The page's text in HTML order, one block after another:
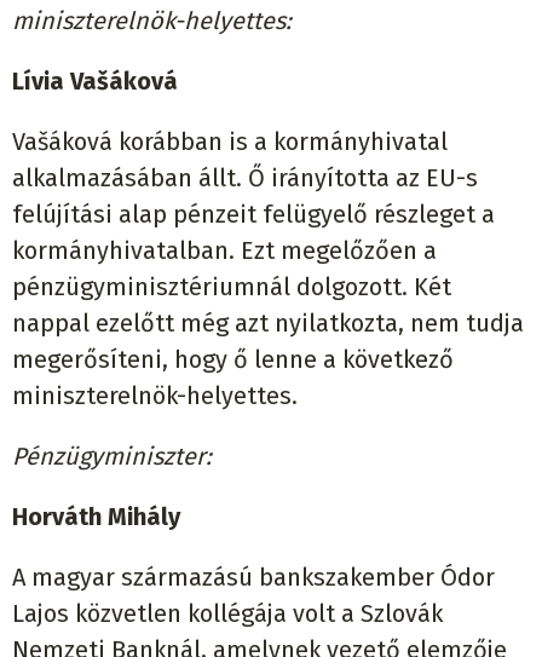
miniszterelnök-helyettes:
Lívia Vašáková
Vašáková korábban is a kormányhivatal
alkalmazásában állt. Ő irányította az EU-s
felújítási alap pénzeit felügyelő részleget a
kormányhivatalban. Ezt megelőzően a
pénzügyminisztériumnál dolgozott. Két
nappal ezelőtt még azt nyilatkozta, nem tudja
megerősíteni, hogy ő lenne a következő
miniszterelnök-helyettes.
Pénzügyminiszter:
Horváth Mihály
A magyar származású bankszakember Ódor
Lajos közvetlen kollégája volt a Szlovák
Nemzeti Banknál, amelynek vezető elemzője